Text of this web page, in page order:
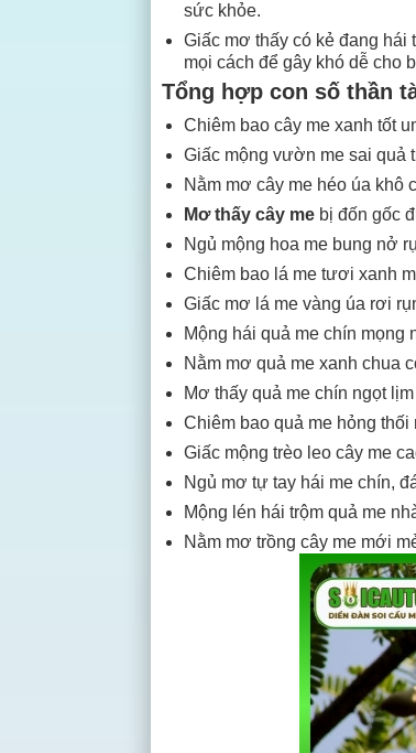
sức khỏe.
Giấc mơ thấy có kẻ đang hái
mọi cách để gây khó dễ cho
Tổng hợp con số thần
Chiêm bao cây me xanh tốt
Giấc mộng vườn me sai quả
Nằm mơ cây me héo úa khô
Mơ thấy cây me bị đốn gốc
Ngủ mộng hoa me bung nở
Chiêm bao lá me tươi xanh
Giấc mơ lá me vàng úa rơi
Mộng hái quả me chín mọng
Nằm mơ quả me xanh chua
Mơ thấy quả me chín ngọt
Chiêm bao quả me hỏng
Giấc mộng trèo leo cây me
Ngủ mơ tự tay hái me chín,
Mộng lén hái trộm quả me
Nằm mơ trồng cây me mới